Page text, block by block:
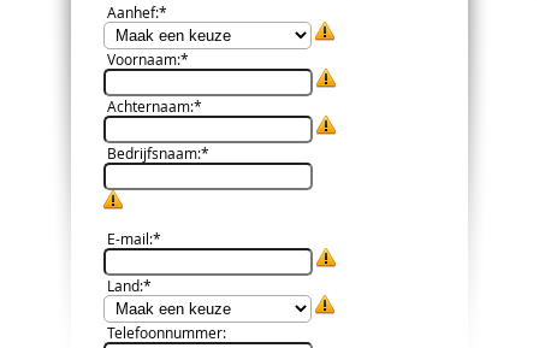
Aanhef:*
Voornaam:*
Achternaam:*
Bedrijfsnaam:*
E-mail:*
Land:*
Telefoonnummer: